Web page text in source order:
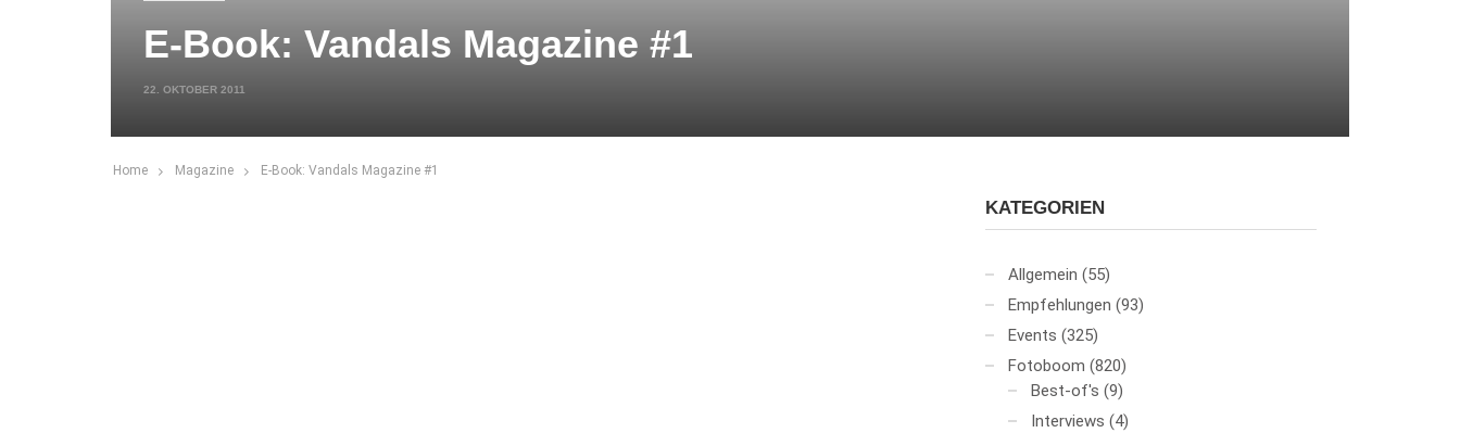
E-Book: Vandals Magazine #1
22. OKTOBER 2011
Home Magazine E-Book: Vandals Magazine #1
KATEGORIEN
Allgemein (55)
Empfehlungen (93)
Events (325)
Fotoboom (820)
Best-of's (9)
Interviews (4)